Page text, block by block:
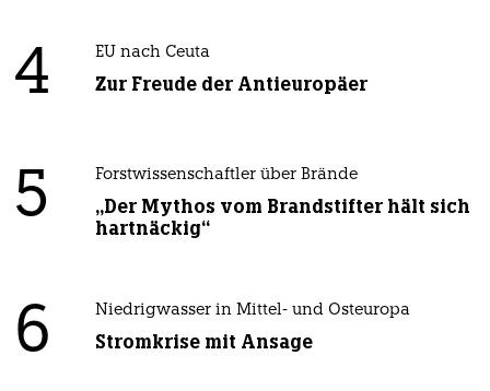
4 EU nach Ceuta
Zur Freude der Antieuropäer
5 Forstwissenschaftler über Brände
„Der Mythos vom Brandstifter hält sich
hartnäckig“
6 Niedrigwasser in Mittel- und Osteuropa
Stromkrise mit Ansage